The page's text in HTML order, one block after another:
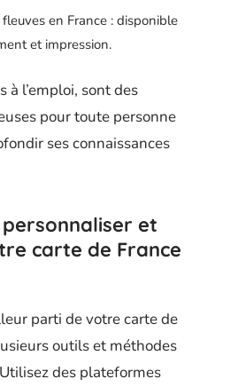
en France : disponible
et impression.
à l’emploi, sont des
pour toute personne
ses connaissances
et
carte de France
parti de votre carte de
outils et méthodes
des plateformes